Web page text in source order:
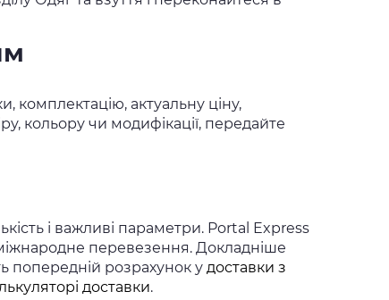
комплектацію, актуальну ціну,
кольору чи модифікації, передайте
і важливі параметри. Portal Express
перевезення. Докладніше
попередній розрахунок у доставки з
доставки.